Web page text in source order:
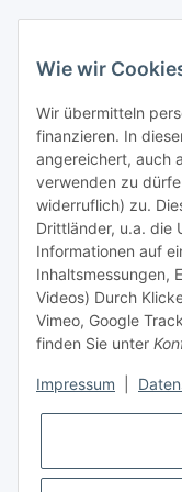
Wie wir
Wir übermitteln
finanzieren. In
angereichert, auch
verwenden zu
widerruflich) zu.
Drittländer, u.a. die
Informationen auf
Inhaltsmessungen,
Videos) Durch
Vimeo, Google
finden Sie unter
Impressum